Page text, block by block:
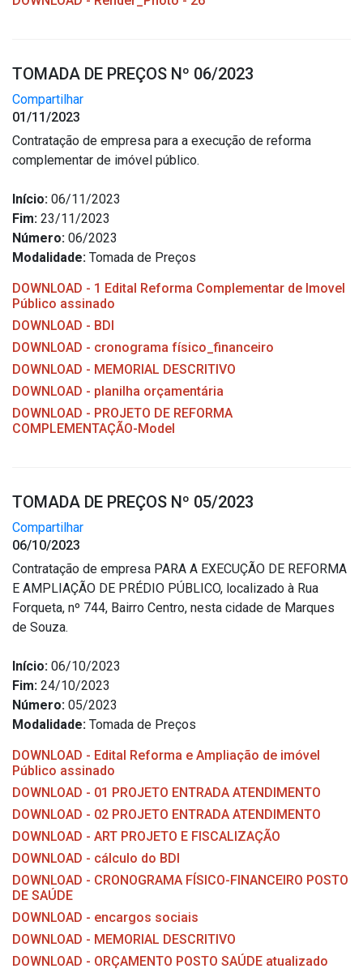
TOMADA DE PREÇOS Nº 06/2023
Compartilhar
01/11/2023
Contratação de empresa para a execução de reforma
complementar de imóvel público.
Início: 06/11/2023
Fim: 23/11/2023
Número: 06/2023
Modalidade: Tomada de Preços
DOWNLOAD - 1 Edital Reforma Complementar de Imovel
Público assinado
DOWNLOAD - BDI
DOWNLOAD - cronograma físico_financeiro
DOWNLOAD - MEMORIAL DESCRITIVO
DOWNLOAD - planilha orçamentária
DOWNLOAD - PROJETO DE REFORMA
COMPLEMENTAÇÃO-Model
TOMADA DE PREÇOS Nº 05/2023
Compartilhar
06/10/2023
Contratação de empresa PARA A EXECUÇÃO DE REFORMA
E AMPLIAÇÃO DE PRÉDIO PÚBLICO, localizado à Rua
Forqueta, nº 744, Bairro Centro, nesta cidade de Marques
de Souza.
Início: 06/10/2023
Fim: 24/10/2023
Número: 05/2023
Modalidade: Tomada de Preços
DOWNLOAD - Edital Reforma e Ampliação de imóvel
Público assinado
DOWNLOAD - 01 PROJETO ENTRADA ATENDIMENTO
DOWNLOAD - 02 PROJETO ENTRADA ATENDIMENTO
DOWNLOAD - ART PROJETO E FISCALIZAÇÃO
DOWNLOAD - cálculo do BDI
DOWNLOAD - CRONOGRAMA FÍSICO-FINANCEIRO POSTO
DE SAÚDE
DOWNLOAD - encargos sociais
DOWNLOAD - MEMORIAL DESCRITIVO
DOWNLOAD - ORÇAMENTO POSTO SAÚDE atualizado